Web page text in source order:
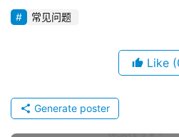
常见问题
Like
Generate poster